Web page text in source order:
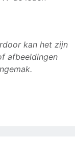
kan het zijn
afbeeldingen